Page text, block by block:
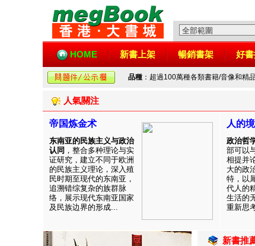
HOME 新書上架 暢銷書架 好
品種 ：超過100萬種各類書籍/音像和精
人氣關注
帝国炼金术
东南亚的民族主义与政治
认同 ，整合多种理论与实
证研究，建立不同于欧洲
的民族主义理论，深入殖
民时期至现代的东南亚，
追溯错综复杂的族群脉
络，展示现代东南亚国家
及民族边界的形成...
人的
政治哲
部可以
相提并
大的政
特，以
代人的
生活的
重新思
新書推